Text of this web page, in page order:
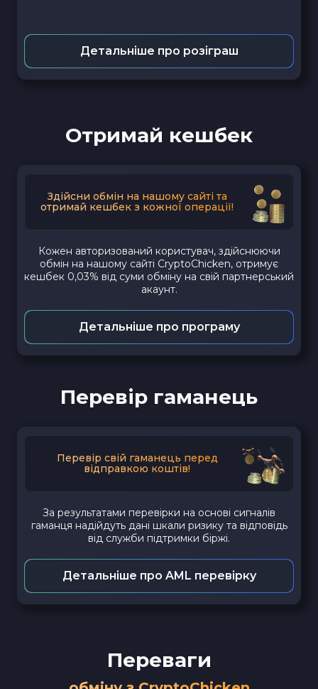
Детальніше про розіграш
Отримай кешбек
Здійсни обмін на нашому сайті та
отримай кешбек з кожної операції!
Кожен авторизований користувач, здійснюючи
обмін на нашому сайті CryptoChicken, отримує
кешбек 0,03% від суми обміну на свій партнерський
акаунт.
Детальніше про програму
Перевір гаманець
Перевір свій гаманець перед
відправкою коштів!
За результатами перевірки на основі сигналів
гаманця надійдуть дані шкали ризику та відповідь
від служби підтримки біржі.
Детальніше про AML перевірку
Переваги